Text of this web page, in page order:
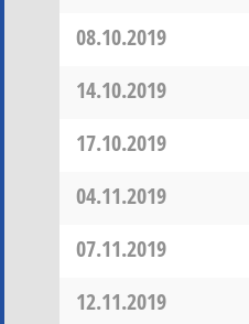
08.10.2019
14.10.2019
17.10.2019
04.11.2019
07.11.2019
12.11.2019